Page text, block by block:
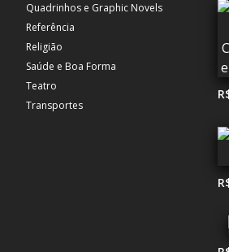
Quadrinhos e Graphic Novels
Referência
Religião
Saúde e Boa Forma
Teatro
Transportes